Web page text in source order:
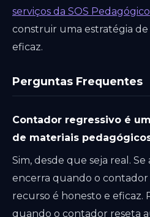
serviços da SOS Pedagógico
construir uma estratégia
eficaz.
Perguntas Frequentes
Contador regressivo é
de materiais
Sim, desde que seja real.
encerra quando o contador
recurso é honesto e eficaz.
quando o contador reseta